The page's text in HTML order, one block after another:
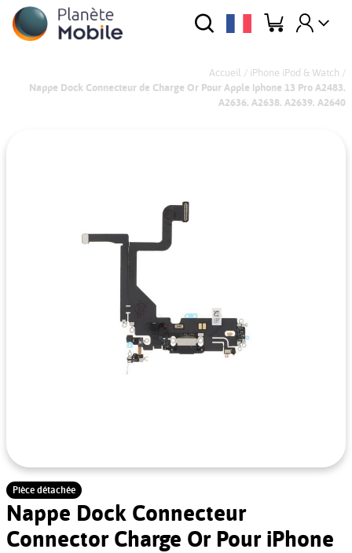
Accueil / iPhone iPod & Watch /
Nappe Dock Connecteur de Charge Or Pour Apple iphone 13 Pro A2483.
A2636. A2638. A2639. A2640
Pièce détachée
Nappe Dock Connecteur
Connector Charge Or Pour iPhone